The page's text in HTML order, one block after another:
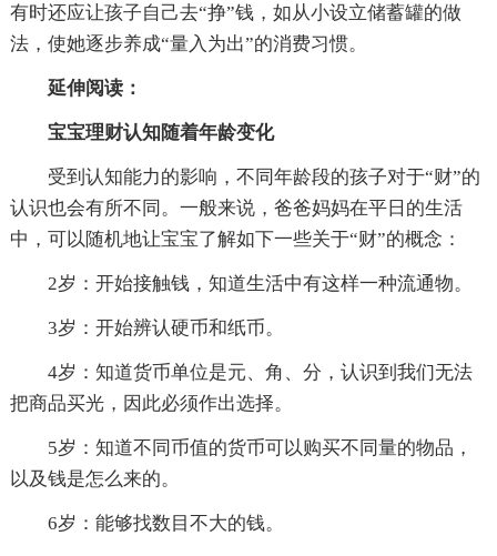
有时还应让孩子自己去“挣”钱，如从小设立储蓄罐的做
法，使她逐步养成“量入为出”的消费习惯。
延伸阅读：
宝宝理财认知随着年龄变化
受到认知能力的影响，不同年龄段的孩子对于“财”的
认识也会有所不同。一般来说，爸爸妈妈在平日的生活
中，可以随机地让宝宝了解如下一些关于“财”的概念：
2岁：开始接触钱，知道生活中有这样一种流通物。
3岁：开始辨认硬币和纸币。
4岁：知道货币单位是元、角、分，认识到我们无法
把商品买光，因此必须作出选择。
5岁：知道不同币值的货币可以购买不同量的物品，
以及钱是怎么来的。
6岁：能够找数目不大的钱。